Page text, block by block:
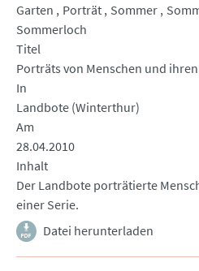
Garten
Porträt Sommer
Sommerloch
Titel
Porträts von Menschen und
In
Landbote (Winterthur)
Am
28.04.2010
Inhalt
Der Landbote porträtierte
einer Serie.
Datei herunterladen